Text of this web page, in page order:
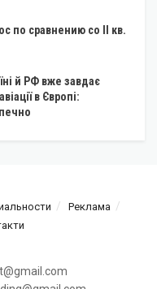
по сравнению со II кв.
й РФ вже завдає
в Європі:
Реклама